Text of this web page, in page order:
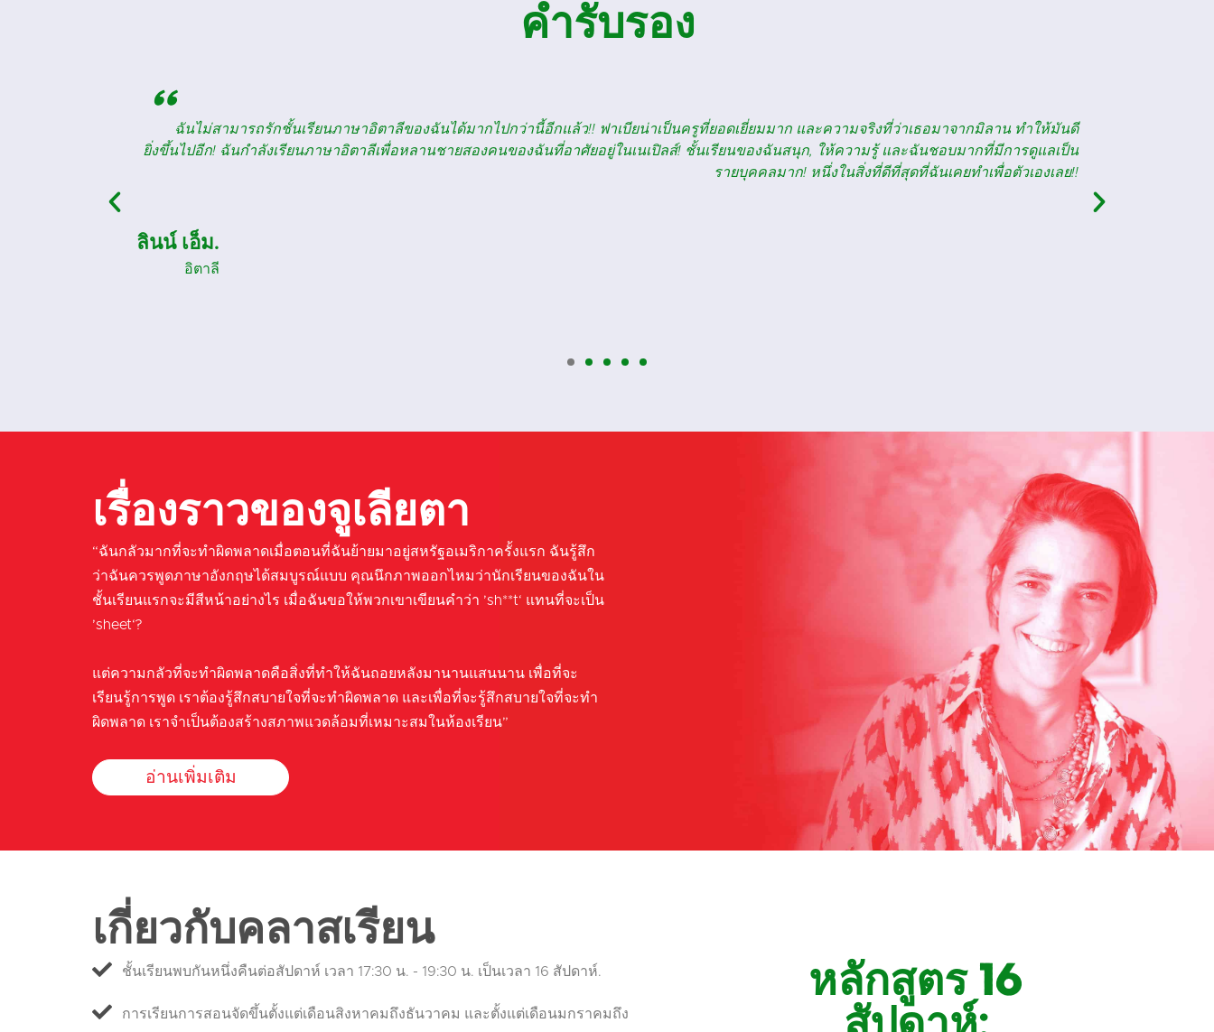
คำรับรอง
"ชั้นเรียนภาษาอิตาลีนี้เป็นประสบการณ์ที่สนุกมากจริงๆ เป็นเรื่องดีที่ได้เรียนกับกลุ่มคนที่สนใจในการเรียนรู้ภาษาอย่างแท้จริง ฉันเป็นคนชอบซื้อของ
ตามใจตัวเองเมื่อพูดถึงเรื่องภาษา และตัดสินใจว่าไม่มีเวลาไหนเหมาะไปกว่าตอนนี้ที่จะเริ่มเรียนภาษาอิตาลี มันน่าทึ่งมากที่ฉันสามารถใช้ภาษาได้คล่อง
ขึ้นในเวลาอันสั้น ในชั้นเรียนภาษาฝรั่งเศสที่ BSU ภาคเรียนนี้ ฉันได้อ่านผลงานของนักเขียนชาวอิตาเลียนเชื้อสายควิเบกและเข้าใจการสลับใช้ภาษา
เรื่องราวของจูเลียตา
“ฉันกลัวมากที่จะทำผิดพลาดเมื่อตอนที่ฉันย้ายมาอยู่สหรัฐอเมริกาครั้งแรก ฉันรู้สึก
ว่าฉันควรพูดภาษาอังกฤษได้สมบูรณ์แบบ คุณนึกภาพออกไหมว่านักเรียนของฉันใน
ชั้นเรียนแรกจะมีสีหน้าอย่างไร เมื่อฉันขอให้พวกเขาเขียนคำว่า ’sh**t‘ แทนที่จะเป็น
’sheet‘?
แต่ความกลัวที่จะทำผิดพลาดคือสิ่งที่ทำให้ฉันถอยหลังมานานแสนนาน เพื่อที่จะ
เรียนรู้การพูด เราต้องรู้สึกสบายใจที่จะทำผิดพลาด และเพื่อที่จะรู้สึกสบายใจที่จะทำ
ผิดพลาด เราจำเป็นต้องสร้างสภาพแวดล้อมที่เหมาะสมในห้องเรียน”
อ่านเพิ่มเติม
เกี่ยวกับคลาสเรียน
ชั้นเรียนพบกันหนึ่งคืนต่อสัปดาห์ เวลา 17:30 น. - 19:30 น. เป็นเวลา 16 สัปดาห์.
การเรียนการสอนจัดขึ้นตั้งแต่เดือนสิงหาคมถึงธันวาคม และตั้งแต่เดือนมกราคมถึง
หลักสูตร 16
สัปดาห์: